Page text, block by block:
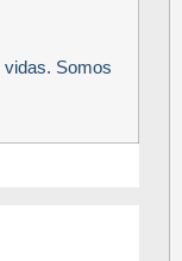
vidas. Somos